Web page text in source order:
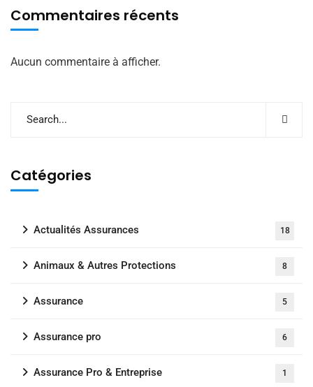
Commentaires récents
Aucun commentaire à afficher.
Catégories
Actualités Assurances 18
Animaux & Autres Protections 8
Assurance 5
Assurance pro 6
Assurance Pro & Entreprise 1